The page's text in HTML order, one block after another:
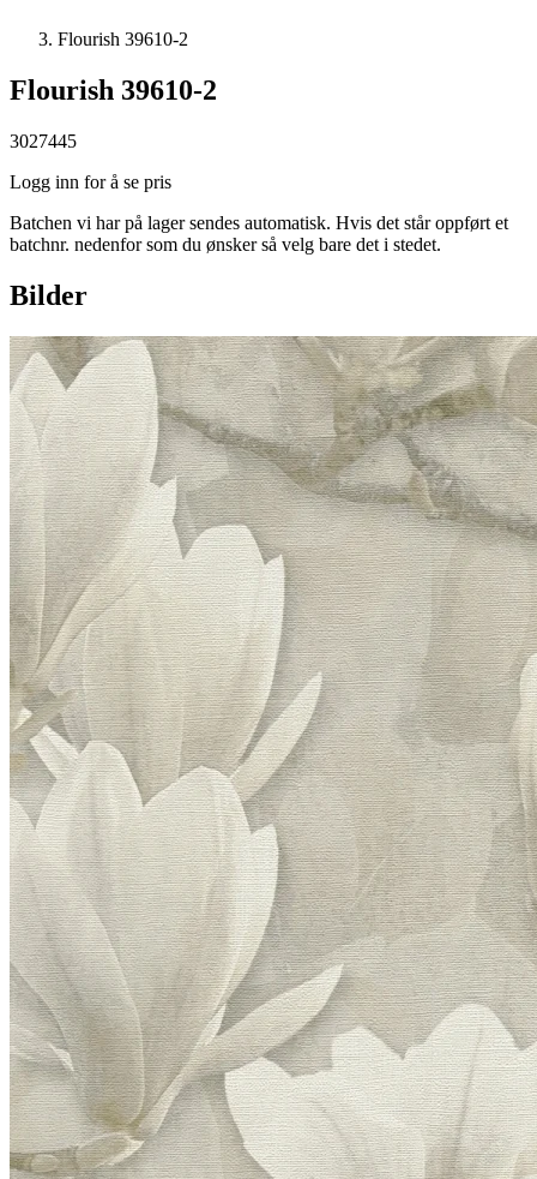
Flourish 39610-2
Flourish 39610-2
3027445
Logg inn for å se pris
Batchen vi har på lager sendes automatisk. Hvis det står oppført et
batchnr. nedenfor som du ønsker så velg bare det i stedet.
Bilder